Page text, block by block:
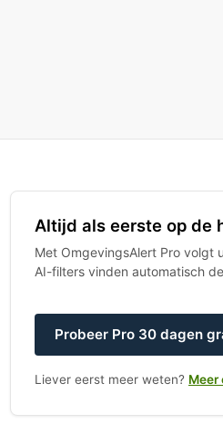
Altijd als eerste op de
Met OmgevingsAlert Pro volgt
AI-filters vinden automatisch
Probeer Pro 30 dagen
Liever eerst meer weten? Meer